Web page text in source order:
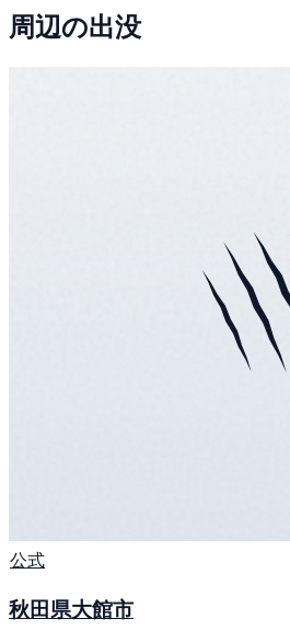
周辺の出没
公式
秋田県大館市